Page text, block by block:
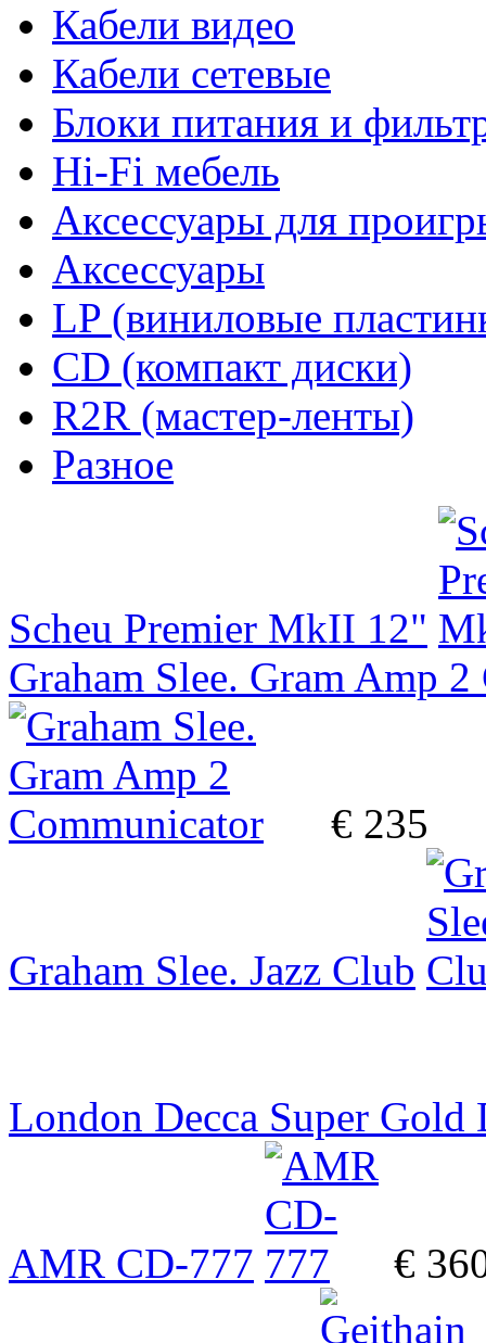
Кабели видео
Кабели сетевые
Блоки питания и
Hi-Fi мебель
Аксессуары для
Аксессуары
LP (виниловые
CD (компакт диски)
R2R (мастер-ленты)
Разное
Scheu Premier MkII 12"
Graham Slee. Gram Amp
€ 235
Graham Slee. Jazz Club
London Decca Super Gold
AMR CD-777 €